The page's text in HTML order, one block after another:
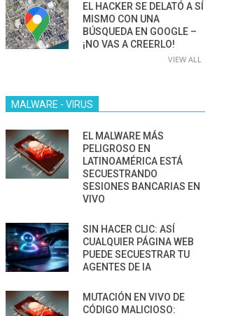
EL HACKER SE DELATÓ A SÍ
MISMO CON UNA
BÚSQUEDA EN GOOGLE –
¡NO VAS A CREERLO!
VIEW ALL
MALWARE - VIRUS
EL MALWARE MÁS
PELIGROSO EN
LATINOAMÉRICA ESTÁ
SECUESTRANDO
SESIONES BANCARIAS EN
VIVO
SIN HACER CLIC: ASÍ
CUALQUIER PÁGINA WEB
PUEDE SECUESTRAR TU
AGENTES DE IA
MUTACIÓN EN VIVO DE
CÓDIGO MALICIOSO: